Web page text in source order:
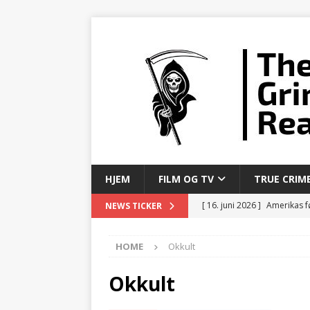
HJEM FILM OG TV TRUE
NEWS TICKER [ 16. juni 2026 ] Amerikas
HOME Okkult
Okkult